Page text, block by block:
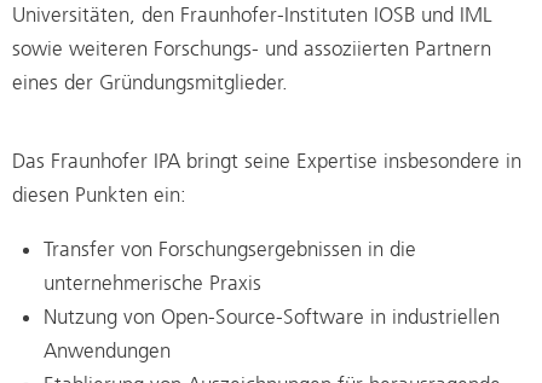
Universitäten, den Fraunhofer-Instituten IOSB und IML
sowie weiteren Forschungs- und assoziierten Partnern
eines der Gründungsmitglieder.
Das Fraunhofer IPA bringt seine Expertise insbesondere in
diesen Punkten ein:
Transfer von Forschungsergebnissen in die
unternehmerische Praxis
Nutzung von Open-Source-Software in industriellen
Anwendungen